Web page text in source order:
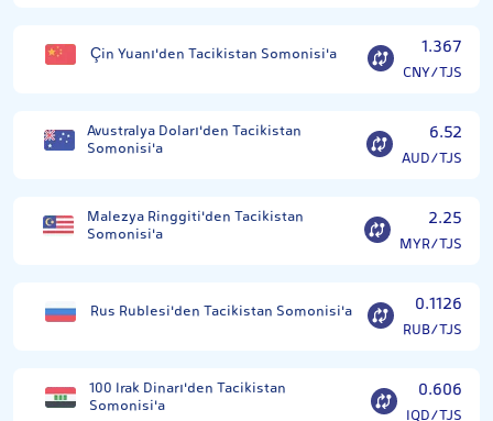
Çin Yuanı'den Tacikistan Somonisi'a 1.367
CNY/TJS
Avustralya Doları'den Tacikistan
Somonisi'a
6.52
AUD/TJS
Malezya Ringgiti'den Tacikistan
Somonisi'a
2.25
MYR/TJS
Rus Rublesi'den Tacikistan Somonisi'a 0.1126
RUB/TJS
100 Irak Dinarı'den Tacikistan
Somonisi'a
0.606
IQD/TJS